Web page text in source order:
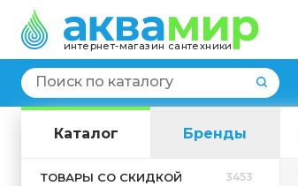
интернет-магазин сантехники
Каталог Бренды
ТОВАРЫ СО СКИДКОЙ 3453